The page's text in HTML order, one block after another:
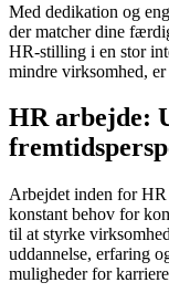
Med dedikation og
der matcher dine
HR-stilling i en stor
mindre virksomhed,
HR arbejde:
Arbejdet inden for
konstant behov for
til at styrke
uddannelse, erfaring
muligheder for